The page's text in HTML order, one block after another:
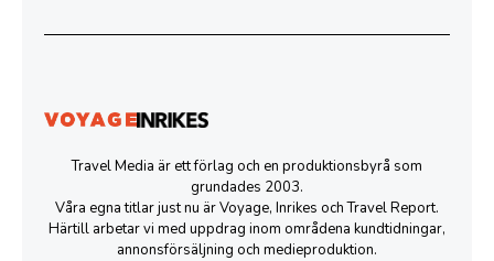
Travel Media är ett förlag och en produktionsbyrå som
grundades 2003.
Våra egna titlar just nu är Voyage, Inrikes och Travel Report.
Härtill arbetar vi med uppdrag inom områdena kundtidningar,
annonsförsäljning och medieproduktion.